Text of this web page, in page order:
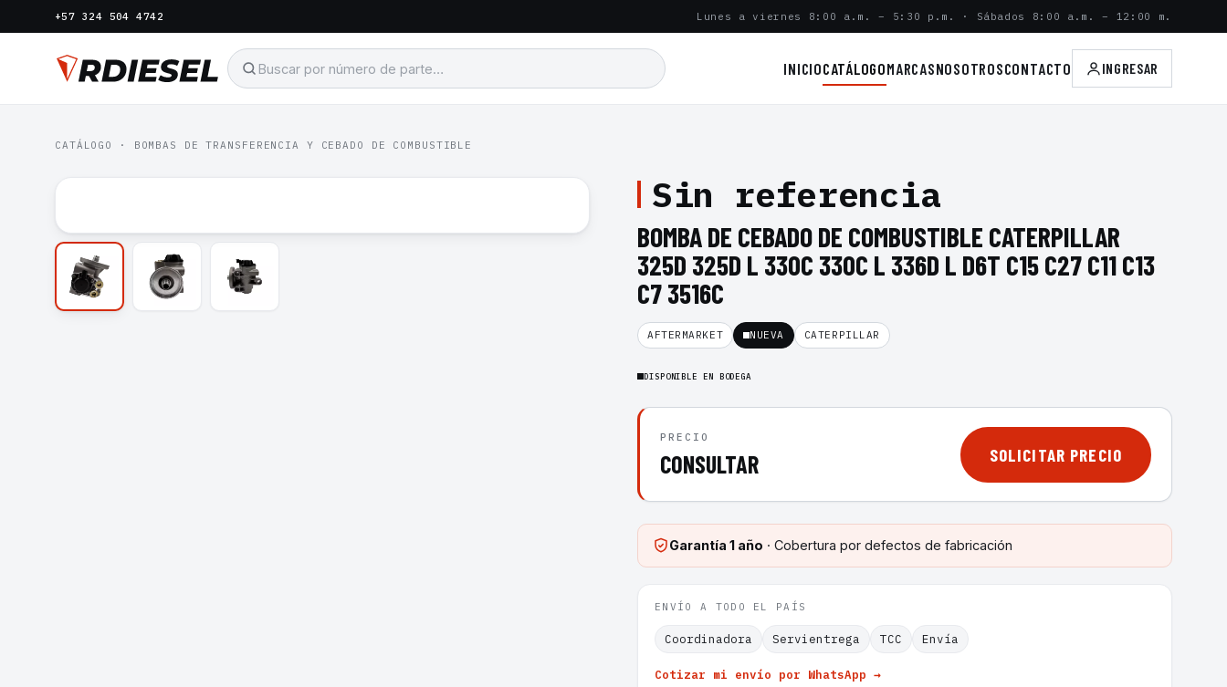
+57 324 504 4742 Lunes a viernes 8:00 a.m. – 5:30 p.m. · Sábados 8:00 a.m. – 12:00 m.
INICIOCATÁLOGOMARCASNOSOTROSCONTACTO INGRESAR
CATÁLOGO · BOMBAS DE TRANSFERENCIA Y CEBADO DE COMBUSTIBLE
Sin referencia
BOMBA DE CEBADO DE COMBUSTIBLE CATERPILLAR
325D 325D L 330C 330C L 336D L D6T C15 C27 C11 C13
C7 3516C
AFTERMARKET NUEVA CATERPILLAR
DISPONIBLE EN BODEGA
PRECIO
CONSULTAR SOLICITAR PRECIO
Garantía 1 año · Cobertura por defectos de fabricación
ENVÍO A TODO EL PAÍS
Coordinadora Servientrega TCC Envía
Cotizar mi envío por WhatsApp →